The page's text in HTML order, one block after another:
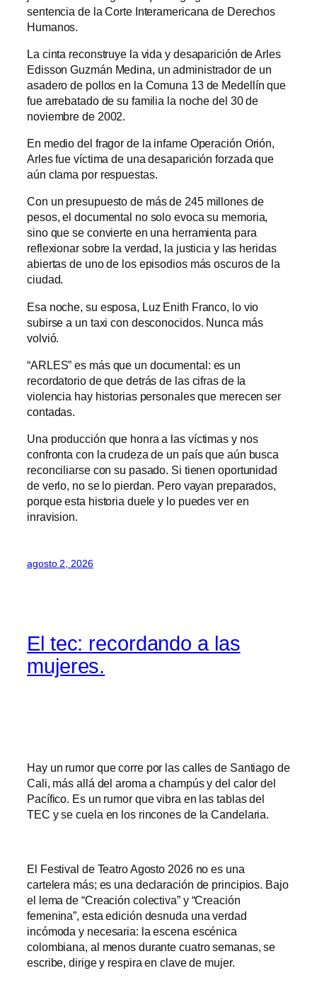
sentencia de la Corte Interamericana de Derechos
Humanos.
La cinta reconstruye la vida y desaparición de Arles
Edisson Guzmán Medina, un administrador de un
asadero de pollos en la Comuna 13 de Medellín que
fue arrebatado de su familia la noche del 30 de
noviembre de 2002.
En medio del fragor de la infame Operación Orión,
Arles fue víctima de una desaparición forzada que
aún clama por respuestas.
Con un presupuesto de más de 245 millones de
pesos, el documental no solo evoca su memoria,
sino que se convierte en una herramienta para
reflexionar sobre la verdad, la justicia y las heridas
abiertas de uno de los episodios más oscuros de la
ciudad.
Esa noche, su esposa, Luz Enith Franco, lo vio
subirse a un taxi con desconocidos. Nunca más
volvió.
“ARLES” es más que un documental: es un
recordatorio de que detrás de las cifras de la
violencia hay historias personales que merecen ser
contadas.
Una producción que honra a las víctimas y nos
confronta con la crudeza de un país que aún busca
reconciliarse con su pasado. Si tienen oportunidad
de verlo, no se lo pierdan. Pero vayan preparados,
porque esta historia duele y lo puedes ver en
inravision.
agosto 2, 2026
El tec: recordando a las
mujeres.
Hay un rumor que corre por las calles de Santiago de
Cali, más allá del aroma a champús y del calor del
Pacífico. Es un rumor que vibra en las tablas del
TEC y se cuela en los rincones de la Candelaria.
El Festival de Teatro Agosto 2026 no es una
cartelera más; es una declaración de principios. Bajo
el lema de “Creación colectiva” y “Creación
femenina”, esta edición desnuda una verdad
incómoda y necesaria: la escena escénica
colombiana, al menos durante cuatro semanas, se
escribe, dirige y respira en clave de mujer.